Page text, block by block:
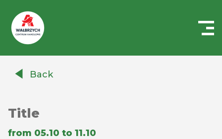
AuchanBack
Title
from 05.10 to 11.10